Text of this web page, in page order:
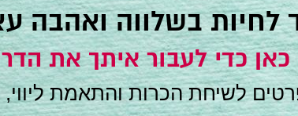
לחיות בשלווה ואהבה
כאן כדי לעבור איתך את
לשיחת הכרות והתאמת